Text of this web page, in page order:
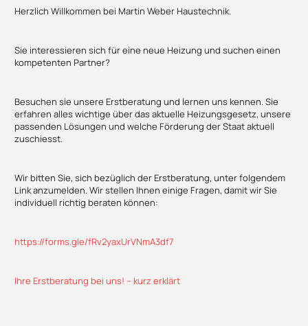
Herzlich Willkommen bei Martin Weber Haustechnik.
Sie interessieren sich für eine neue Heizung und suchen einen
kompetenten Partner?
Besuchen sie unsere Erstberatung und lernen uns kennen. Sie
erfahren alles wichtige über das aktuelle Heizungsgesetz, unsere
passenden Lösungen und welche Förderung der Staat aktuell
zuschiesst.
Wir bitten Sie, sich bezüglich der Erstberatung, unter folgendem
Link anzumelden. Wir stellen Ihnen einige Fragen, damit wir Sie
individuell richtig beraten können:
https://forms.gle/fRv2yaxUrVNmA3df7
Ihre Erstberatung bei uns! – kurz erklärt